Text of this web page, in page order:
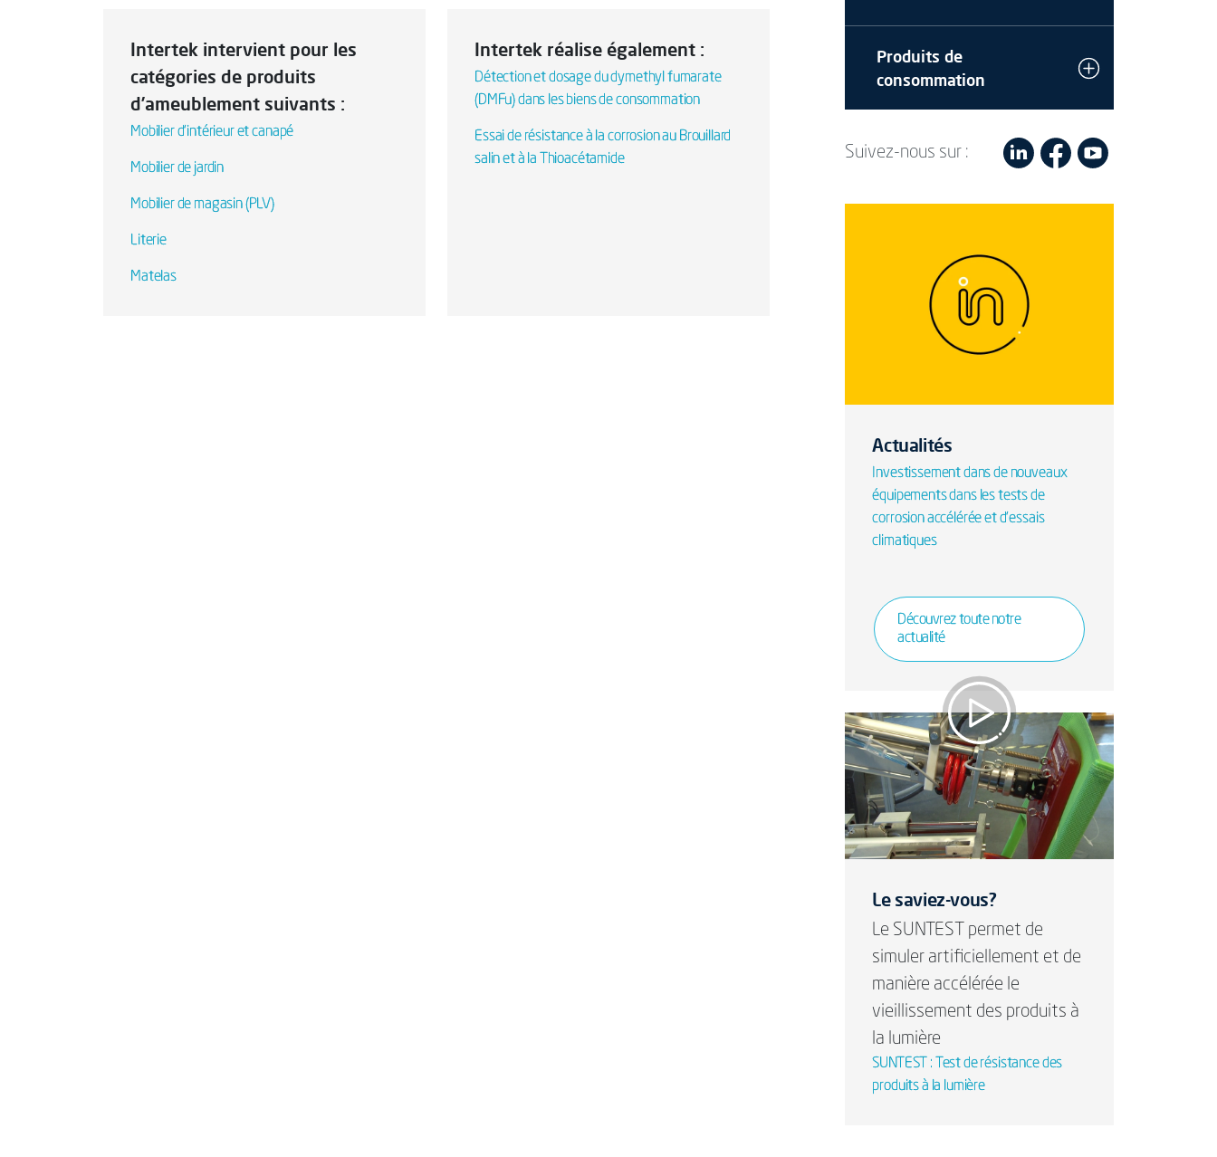
Intertek intervient pour les
catégories de produits
d’ameublement suivants :
Mobilier d'intérieur et canapé
Mobilier de jardin
Mobilier de magasin (PLV)
Literie
Matelas
Intertek réalise également :
Détection et dosage du dymethyl fumarate
(DMFu) dans les biens de consommation
Essai de résistance à la corrosion au Brouillard
salin et à la Thioacétamide
Produits de
consommation
Suivez-nous sur :
Actualités
Investissement dans de nouveaux
équipements dans les tests de
corrosion accélérée et d'essais
climatiques
Découvrez toute notre
actualité
Qualité et performance
des produits
d'ameublement
Le saviez-vous?
Le SUNTEST permet de
simuler artificiellement et de
manière accélérée le
vieillissement des produits à
la lumière
SUNTEST : Test de résistance des
produits à la lumière